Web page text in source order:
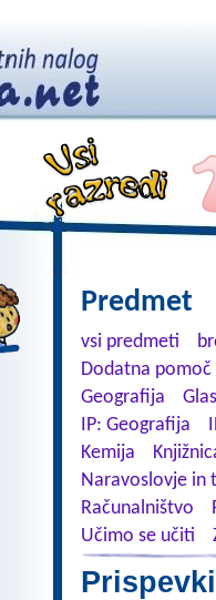
Predmet
vsi predmeti
Dodatna
Geografija
IP: Geografija
Kemija
Naravoslovje in
Računalništvo
Učimo se učiti